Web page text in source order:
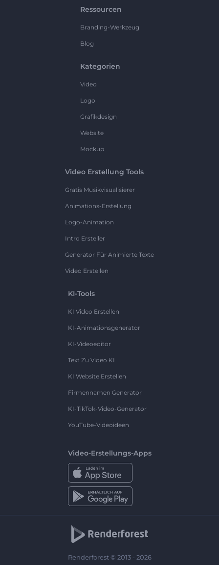
Ressourcen
Branding-Werkzeug
Blog
Kategorien
Video
Logo
Grafikdesign
Website
Mockup
Video Erstellung Tools
Gratis Musikvisualisierer
Animations-Erstellung
Logo-Animation
Intro Ersteller
Generator Für Animierte Texte
Video Erstellen
KI-Tools
KI Video Erstellen
KI-Animationsgenerator
KI-Videoeditor
Text Zu Video KI
KI Website Erstellen
Firmennamen Generator
KI-TikTok-Video-Generator
YouTube-Videoideen
Video-Erstellungs-Apps
Renderforest © 2013 - 2026